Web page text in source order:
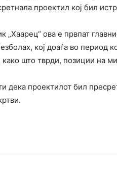
проектил кој бил
„Хаарец“ ова е првпат
кој доаѓа во период
што тврди, позиции на
дека проектилот бил